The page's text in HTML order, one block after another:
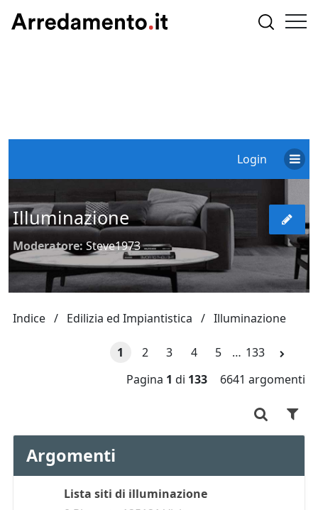
Login
Illuminazione
Moderatore:Steve1973
Indice Edilizia ed Impiantistica Illuminazione
1 2 3 4 5 … 133
Pagina 1 di 133 6641 argomenti
Argomenti
Lista siti di illuminazione